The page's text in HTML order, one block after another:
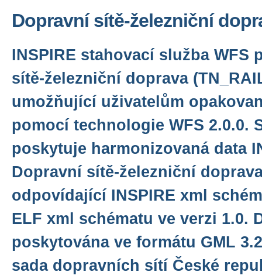
Dopravní sítě-železniční
INSPIRE stahovací služba WFS
sítě-železniční doprava
umožňující uživatelům
pomocí technologie WFS 2.0.0.
poskytuje harmonizovaná data
Dopravní sítě-železniční
odpovídající INSPIRE xml
ELF xml schématu ve verzi 1.0.
poskytována ve formátu GML
sada dopravních sítí České